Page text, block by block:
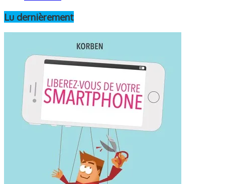
Lu dernièrement